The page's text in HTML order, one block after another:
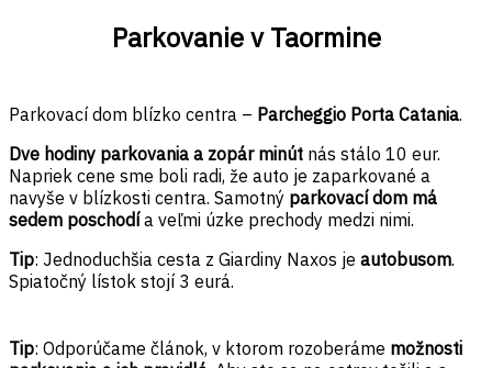
Parkovanie v Taormine
Parkovací dom blízko centra – Parcheggio Porta Catania.
Dve hodiny parkovania a zopár minút nás stálo 10 eur.
Napriek cene sme boli radi, že auto je zaparkované a
navyše v blízkosti centra. Samotný parkovací dom má
sedem poschodía veľmi úzke prechody medzi nimi.
Tip: Jednoduchšia cesta z Giardiny Naxos je autobusom.
Spiatočný lístok stojí 3 eurá.
Tip: Odporúčame článok, v ktorom rozoberáme možnosti